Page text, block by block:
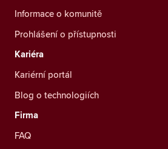
Informace o komunitě
Prohlášení o přístupnosti
Kariéra
Kariérní portál
Blog o technologiích
Firma
FAQ